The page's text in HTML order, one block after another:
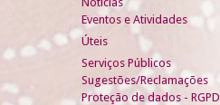
Eventos e Atividades
Úteis
Serviços Públicos
Sugestões/Reclamações
Proteção de dados - RGPD